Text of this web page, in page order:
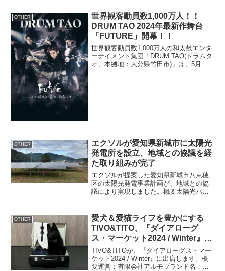
OTHER
世界観客動員数1,000万人！！
DRUM TAO 2024年最新作舞台
「FUTURE」開幕！！
世界観客動員数1,000万人の和太鼓エンタ
ーテイメント集団「DRUM TAO(ドラムタ
オ、本拠地：大分県竹田市)」は、5月に
OTHER
エクソルが愛知県新城市に太陽光
発電所を設立、地域との協議を経
た取り組みが完了
エクソルが提案した愛知県新城市八束穂
区の太陽光発電事業計画が、地域との協
議により実現しました。概要太陽光パネ
経緯：協定書締結(2024年4月1日)、工...
OTHER
愛犬＆愛猫ライフを豊かにする
TIVO&TITO、『ダイアローグ
ス・マーケット2024 / Winter』に
出展
TIVO&TITOが、『ダイアローグス・マー
ケット2024 / Winter』に出店します。概
要運営：有限会社アルモブランド名：